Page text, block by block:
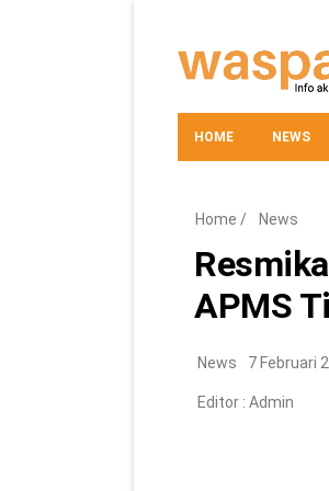
HOME NEWS
Home / News
APMS
News 7 Februari
Editor : Admin